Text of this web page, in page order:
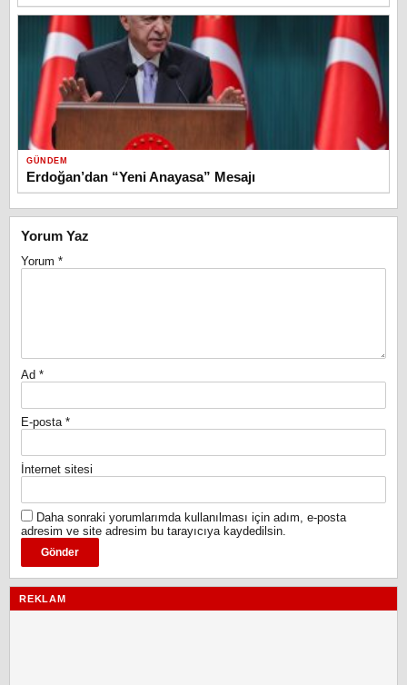
GÜNDEM
Erdoğan’dan “Yeni Anayasa” Mesajı
Yorum Yaz
Yorum *
Ad *
E-posta *
İnternet sitesi
Daha sonraki yorumlarımda kullanılması için adım, e-posta
adresim ve site adresim bu tarayıcıya kaydedilsin.
REKLAM